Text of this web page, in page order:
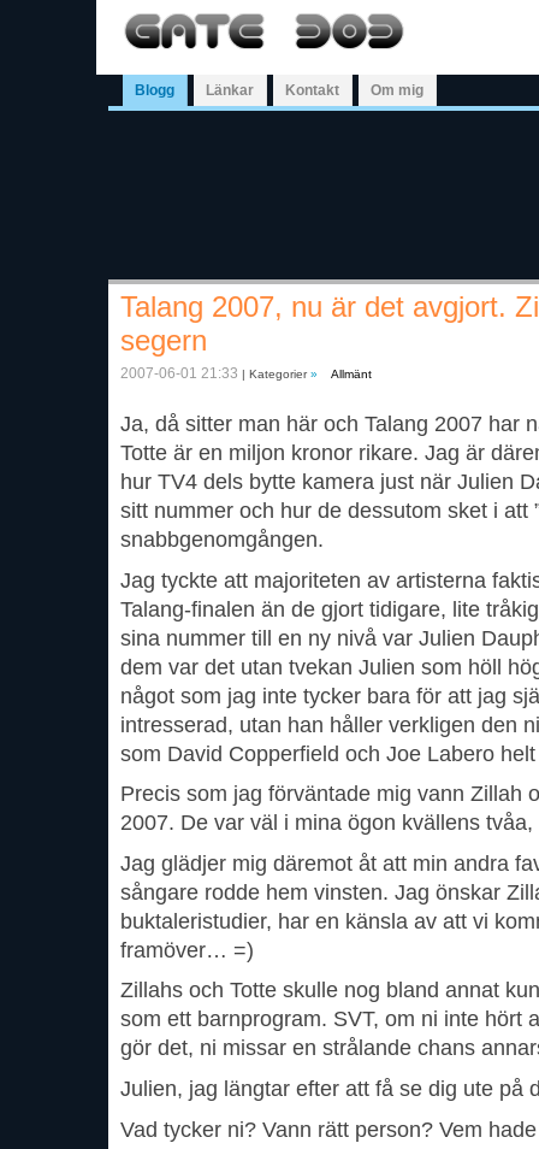
Blogg Länkar Kontakt Om mig
Talang 2007, nu är det avgjort.
segern
2007-06-01 21:33 | Kategorier» Allmänt
Ja, då sitter man här och Talang 2007 har
Totte är en miljon kronor rikare. Jag är
hur TV4 dels bytte kamera just när Julien
sitt nummer och hur de dessutom sket i att
snabbgenomgången.
Jag tyckte att majoriteten av artisterna
Talang-finalen än de gjort tidigare, lite
sina nummer till en ny nivå var Julien
dem var det utan tvekan Julien som höll
något som jag inte tycker bara för att jag
intresserad, utan han håller verkligen den
som David Copperfield och Joe Labero
Precis som jag förväntade mig vann Zillah
2007. De var väl i mina ögon kvällens
Jag glädjer mig däremot åt att min andra
sångare rodde hem vinsten. Jag önskar
buktaleristudier, har en känsla av att vi
framöver… =)
Zillahs och Totte skulle nog bland annat
som ett barnprogram. SVT, om ni inte hört
gör det, ni missar en strålande chans
Julien, jag längtar efter att få se dig ute på
Vad tycker ni? Vann rätt person? Vem